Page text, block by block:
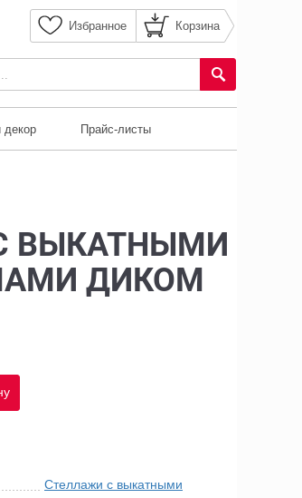
Избранное Корзина
декор Прайс-листы
ВЫКАТНЫМИ
ДИКОМ
Стеллажи с выкатными